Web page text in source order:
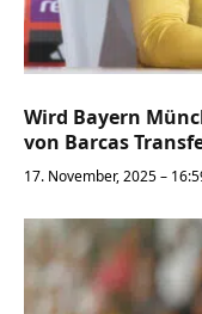
Wird Bayern
von Barcas
17. November, 2025 –